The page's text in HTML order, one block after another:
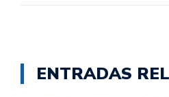
ENTRADAS